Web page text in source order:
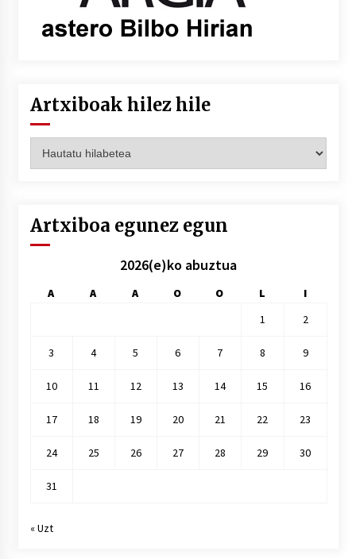
Artxiboak hilez hile
hilez
Artxiboa egunez egun
2026(e)ko abuztua
A A A O O L
I
1
2
3 4 5 6 7 8 9
10 11 12 13 14 15 16
17 18 19 20 21 22 23
24 25 26 27 28 29 30
31
« Uzt